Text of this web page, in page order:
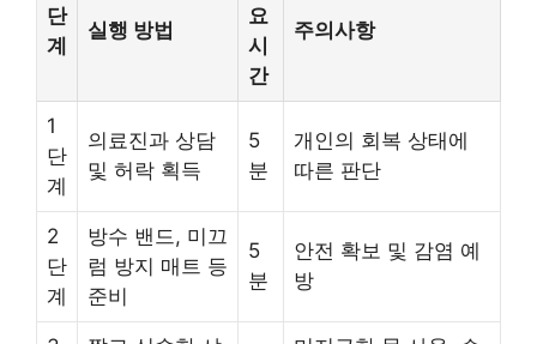
단
계
실행 방법
요
시
간
주의사항
1
단
계
의료진과 상담
및 허락 획득
5
분
개인의 회복 상태에
따른 판단
2
단
계
방수 밴드, 미끄
럼 방지 매트 등
준비
5
분
안전 확보 및 감염 예
방